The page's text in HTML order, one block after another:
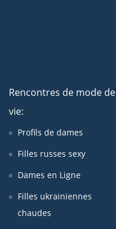
Rencontres de mode de
vie:
Profils de dames
Filles russes sexy
Dames en Ligne
Filles ukrainiennes
chaudes